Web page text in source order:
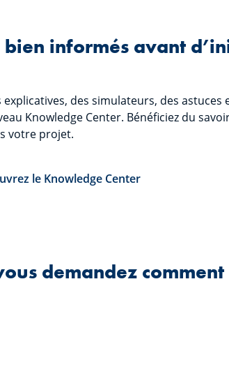
bien informés avant
explicatives, des simulateurs, des
Knowledge Center. Bénéficiez du
votre projet.
le Knowledge Center
demandez